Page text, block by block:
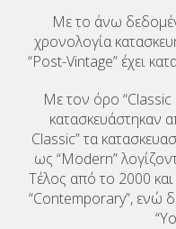
Με το άνω
χρονολογία
“Post-Vintage” έχει
Με τον όρο “Classic
κατασκευάστηκαν
Classic” τα
ως “Modern”
Τέλος από το 2000
“Contemporary”, ενώ